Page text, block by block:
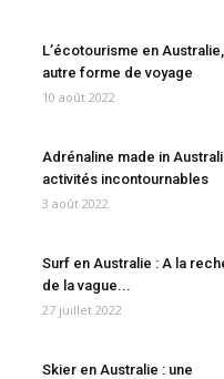
L’écotourisme en
autre forme de voyage
10 août 2022
Adrénaline made in
activités incontournables
3 août 2022
Surf en Australie : A la
de la vague...
27 juillet 2022
Skier en Australie : une